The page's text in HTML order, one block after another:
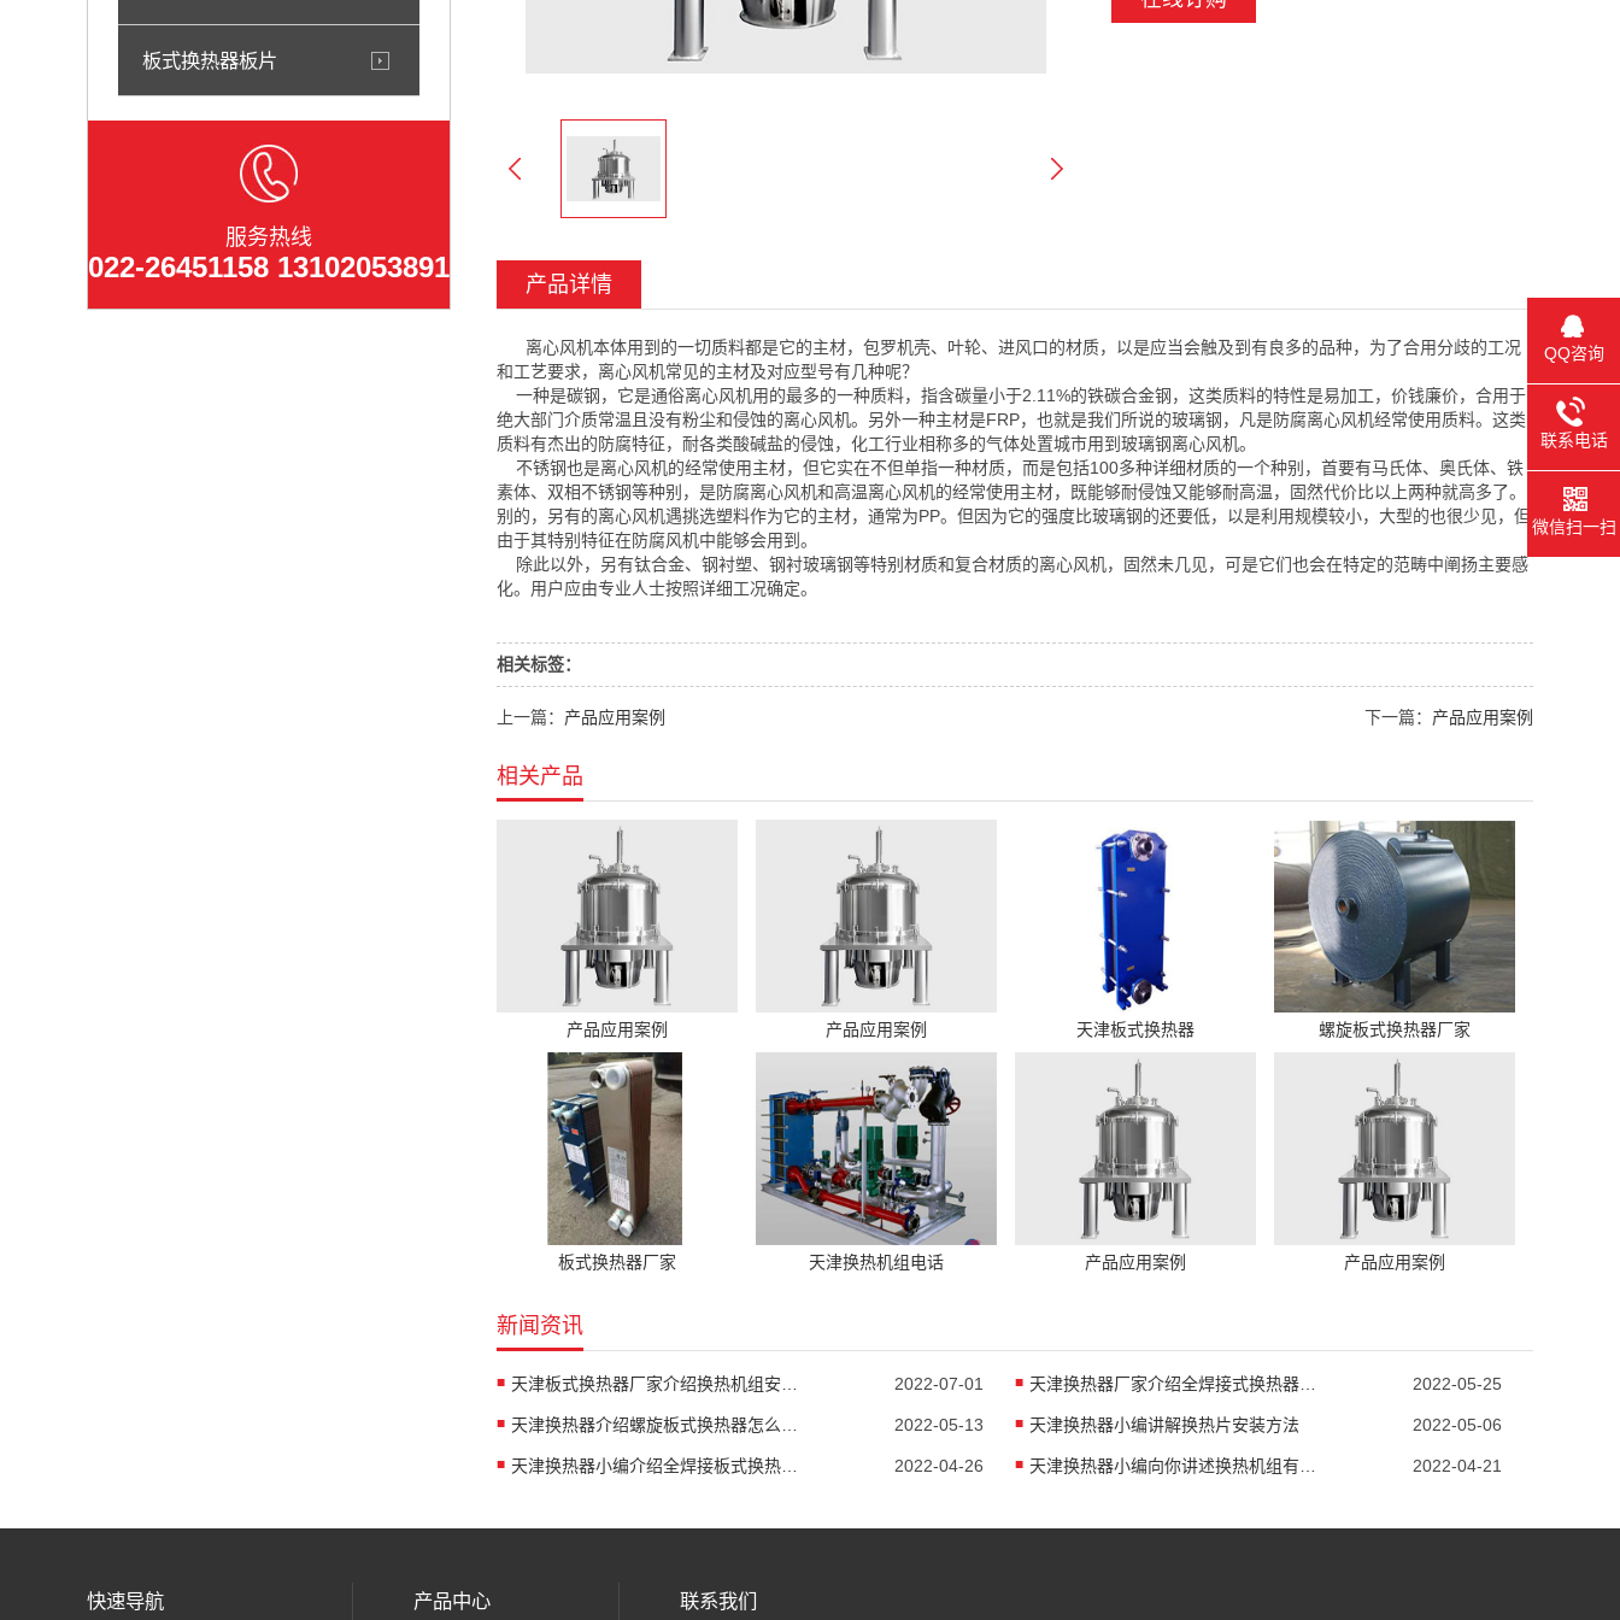
板式换热器板片
服务热线
022-26451158 13102053891
产品详情
离心风机本体用到的一切质料都是它的主材，包罗机壳、叶轮、进风口的材质，以是应当会触及到有良多的品种，为了合用分歧的工况
和工艺要求，离心风机常见的主材及对应型号有几种呢？
一种是碳钢，它是通俗离心风机用的最多的一种质料，指含碳量小于2.11%的铁碳合金钢，这类质料的特性是易加工，价钱廉价，合用于
绝大部门介质常温且没有粉尘和侵蚀的离心风机。另外一种主材是FRP，也就是我们所说的玻璃钢，凡是防腐离心风机经常使用质料。这类
质料有杰出的防腐特征，耐各类酸碱盐的侵蚀，化工行业相称多的气体处置城市用到玻璃钢离心风机。
不锈钢也是离心风机的经常使用主材，但它实在不但单指一种材质，而是包括100多种详细材质的一个种别，首要有马氏体、奥氏体、铁
素体、双相不锈钢等种别，是防腐离心风机和高温离心风机的经常使用主材，既能够耐侵蚀又能够耐高温，固然代价比以上两种就高多了。
别的，另有的离心风机遇挑选塑料作为它的主材，通常为PP。但因为它的强度比玻璃钢的还要低，以是利用规模较小，大型的也很少见，但
由于其特别特征在防腐风机中能够会用到。
除此以外，另有钛合金、钢衬塑、钢衬玻璃钢等特别材质和复合材质的离心风机，固然未几见，可是它们也会在特定的范畴中阐扬主要感
化。用户应由专业人士按照详细工况确定。
相关标签：
上一篇： 产品应用案例 下一篇： 产品应用案例
相关产品
产品应用案例 产品应用案例 天津板式换热器 螺旋板式换热器厂家
板式换热器厂家 天津换热机组电话 产品应用案例 产品应用案例
新闻资讯
2022-07-01 天津换热器厂家介绍全焊接式换热器焊接方法 2022-05-25
2022-05-13 天津换热器小编讲解换热片安装方法 2022-05-06
2022-04-26 天津换热器小编向你讲述换热机组有什么作用 2022-04-21
快速导航 产品中心 联系我们
QQ咨询
联系电话
微信扫一扫